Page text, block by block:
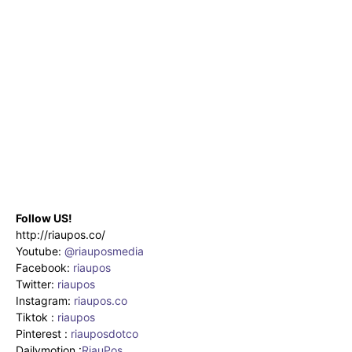
Follow US!
http://riaupos.co/
Youtube: @riauposmedia
Facebook: riaupos
Twitter: riaupos
Instagram: riaupos.co
Tiktok : riaupos
Pinterest : riauposdotco